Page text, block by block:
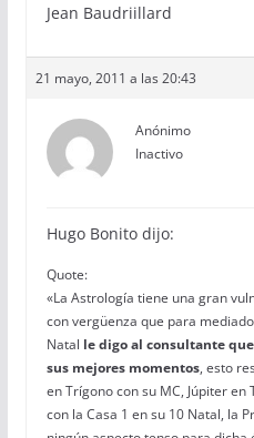
Jean Baudriillard
21 mayo, 2011 a las 20:43
Anónimo
Inactivo
Hugo Bonito dijo:
Quote:
«La Astrología tiene una gran
con vergüenza que para
Natal le digo al consultante
sus mejores momentos, esto
en Trígono con su MC, Júpiter en
con la Casa 1 en su 10 Natal, la